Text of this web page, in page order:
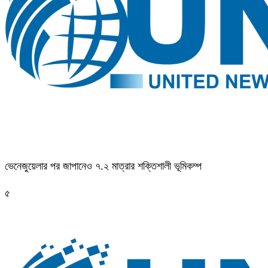
ভেনেজুয়েলার পর জাপানেও ৭.২ মাত্রার শক্তিশালী ভূমিকম্প
৫